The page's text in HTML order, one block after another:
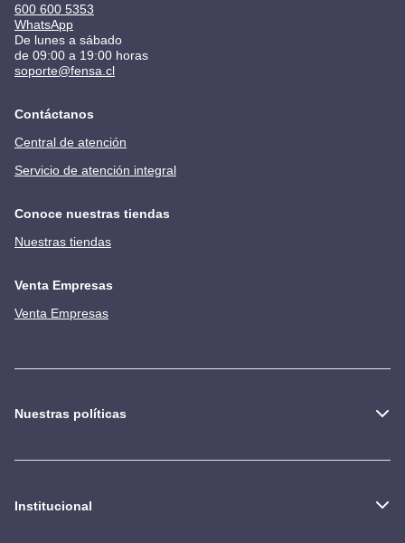
600 600 5353
WhatsApp
De lunes a sábado
de 09:00 a 19:00 horas
soporte@fensa.cl
Contáctanos
Central de atención
Servicio de atención integral
Conoce nuestras tiendas
Nuestras tiendas
Venta Empresas
Venta Empresas
Nuestras políticas
Institucional